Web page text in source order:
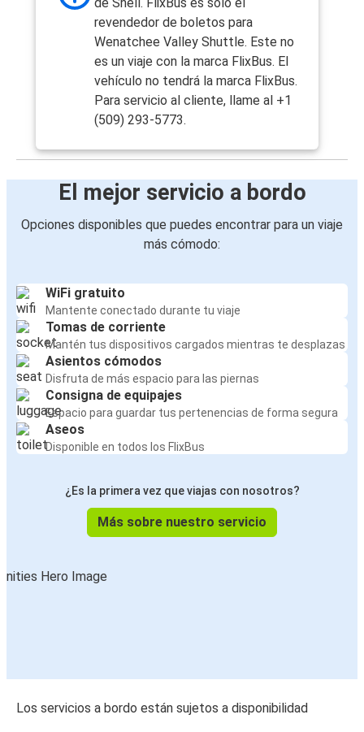
revendedor de boletos para
Wenatchee Valley Shuttle. Este no
es un viaje con la marca FlixBus. El
vehículo no tendrá la marca FlixBus.
Para servicio al cliente, llame al +1
(509) 293-5773.
El mejor servicio a bordo
Opciones disponibles que puedes encontrar para un viaje
más cómodo:
WiFi gratuito
Mantente conectado durante tu viaje
Tomas de corriente
Mantén tus dispositivos cargados mientras te desplazas
Asientos cómodos
Disfruta de más espacio para las piernas
Consigna de equipajes
Espacio para guardar tus pertenencias de forma segura
Aseos
Disponible en todos los FlixBus
¿Es la primera vez que viajas con nosotros?
Más sobre nuestro servicio
Los servicios a bordo están sujetos a disponibilidad